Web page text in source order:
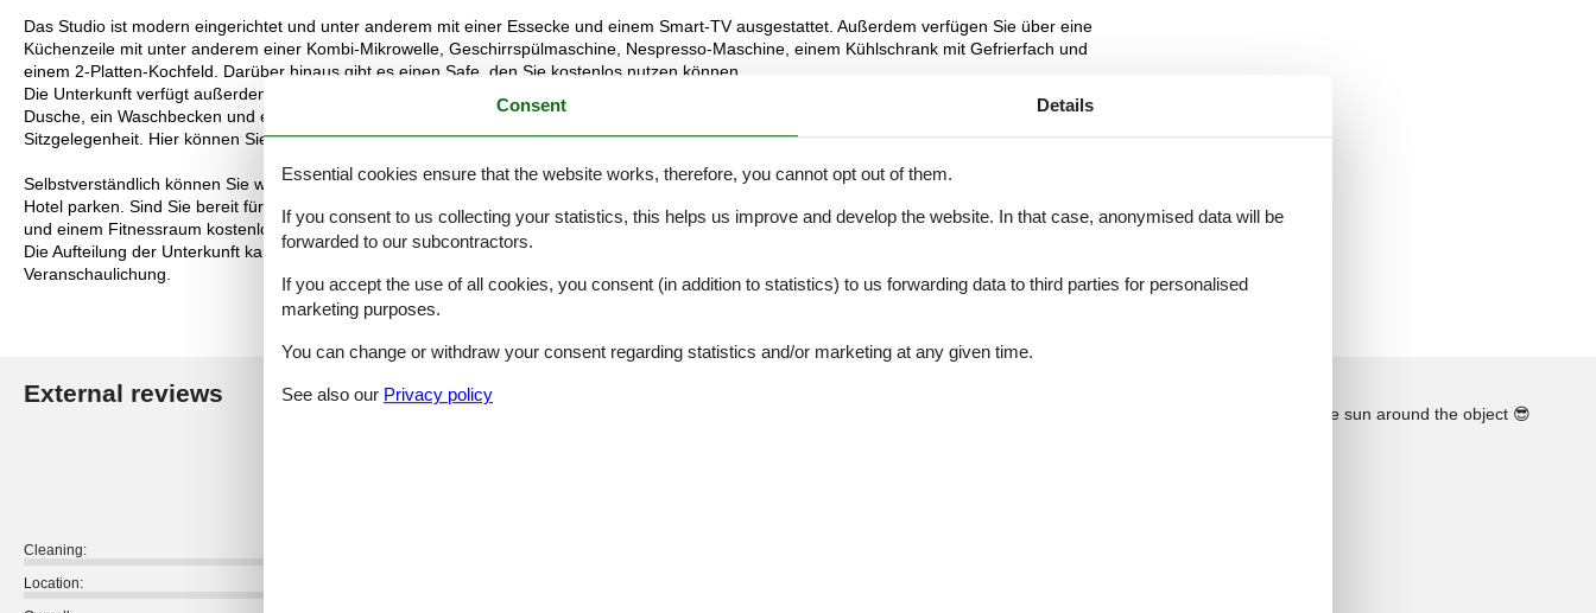
Das Studio ist modern eingerichtet und unter anderem mit einer Essecke und einem Smart-TV ausgestattet. Außerdem verfügen Sie über eine
Küchenzeile mit unter anderem einer Kombi-Mikrowelle, Geschirrspülmaschine, Nespresso-Maschine, einem Kühlschrank mit Gefrierfach und
einem 2-Platten-Kochfeld. Darüber hinaus gibt es einen Safe, den Sie kostenlos nutzen können.
Die Unterkunft verfügt außerdem über ein Doppelbett mit 2 Einzelbettdecken. Im Badezimmer finden Sie eine Badewanne, eine ebenerdige
Dusche, ein Waschbecken und einen Föhn. Es gibt auch eine separate Toilette. Das Studio verfügt außerdem über eine eigene Terrasse mit
Sitzgelegenheit. Hier können Sie sich bei einem leckeren Getränk niederlassen und die schöne Aussicht auf die Berge genießen.
Selbstverständlich können Sie während Ihres Aufenthalts kostenloses WLAN nutzen und Sie können Ihr Auto auf dem Parkplatz direkt vor dem
Hotel parken. Sind Sie bereit für Entspannung? Als Hotelgast können Sie außerdem den Wellnessbereich mit drei Saunen, einem Ruheraum
und einem Fitnessraum kostenlos nutzen.
Die Aufteilung der Unterkunft kann variieren. Die Grundrisse und Bilder vermitteln einen guten Eindruck, dienen aber nur zur
Veranschaulichung.
External reviews Our guest reviews
Cleaning:
Location:
See the course of the sun around the object 😎
Consent Details
Essential cookies ensure that the website works, therefore, you cannot opt out of them.
If you consent to us collecting your statistics, this helps us improve and develop the website. In that case, anonymised data will be
forwarded to our subcontractors.
If you accept the use of all cookies, you consent (in addition to statistics) to us forwarding data to third parties for personalised
marketing purposes.
You can change or withdraw your consent regarding statistics and/or marketing at any given time.
See also our Privacy policy